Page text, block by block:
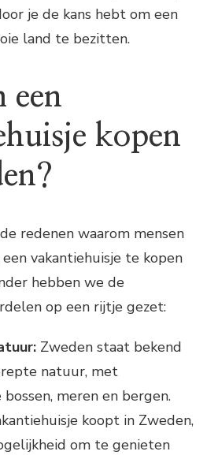
je de kans hebt om een
land te bezitten.
een
kopen
redenen waarom mensen
vakantiehuisje te kopen
hebben we de
op een rijtje gezet:
Zweden staat bekend
natuur, met
meren en bergen.
koopt in Zweden,
om te genieten